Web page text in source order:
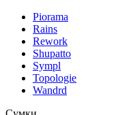
Piorama
Rains
Rework
Shupatto
Sympl
Topologie
Wandrd